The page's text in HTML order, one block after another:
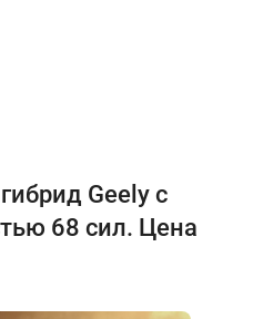
Geely с
68 сил. Цена